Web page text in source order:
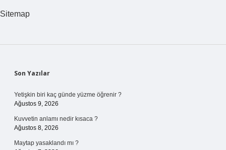
Sitemap
Sidebar
Son Yazılar
Yetişkin biri kaç günde yüzme öğrenir ?
Ağustos 9, 2026
Kuvvetin anlamı nedir kısaca ?
Ağustos 8, 2026
Maytap yasaklandı mı ?